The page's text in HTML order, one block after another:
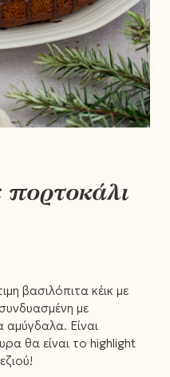
πορτοκάλι
βασιλόπιτα κέικ με
με
Είναι
θα είναι το highlight